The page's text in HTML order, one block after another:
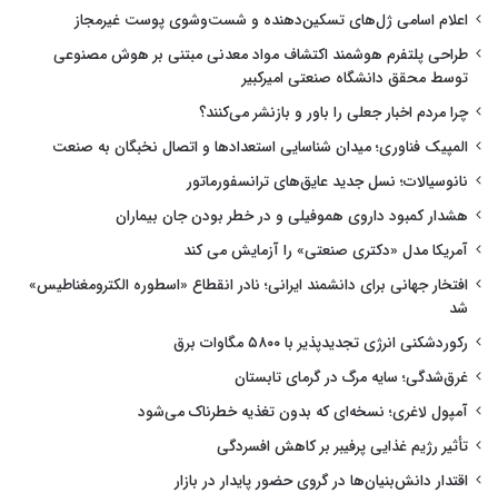
اعلام اسامی ژل‌های تسکین‌دهنده و شست‌وشوی پوست غیرمجاز
طراحی پلتفرم هوشمند اکتشاف مواد معدنی مبتنی بر هوش مصنوعی
توسط محقق دانشگاه صنعتی امیرکبیر
چرا مردم اخبار جعلی را باور و بازنشر می‌کنند؟
المپیک فناوری؛ میدان شناسایی استعدادها و اتصال نخبگان به صنعت
نانوسیالات؛ نسل جدید عایق‌های ترانسفورماتور
هشدار کمبود داروی هموفیلی و در خطر بودن جان بیماران
آمریکا مدل «دکتری صنعتی» را آزمایش می کند
افتخار جهانی برای دانشمند ایرانی؛ نادر انقطاع «اسطوره الکترومغناطیس»
شد
رکوردشکنی انرژی تجدیدپذیر با ۵۸۰۰ مگاوات برق
غرق‌شدگی؛ سایه مرگ در گرمای تابستان
آمپول لاغری؛ نسخه‌ای که بدون تغذیه خطرناک می‌شود
تأثیر رژیم غذایی پرفیبر بر کاهش افسردگی
اقتدار دانش‌بنیان‌ها در گروی حضور پایدار در بازار